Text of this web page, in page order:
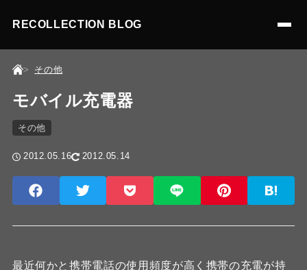
RECOLLECTION BLOG
その他
モバイル充電器
その他
2012.05.16 2012.05.14
最近何かと携帯電話の使用頻度が高く携帯の充電が持